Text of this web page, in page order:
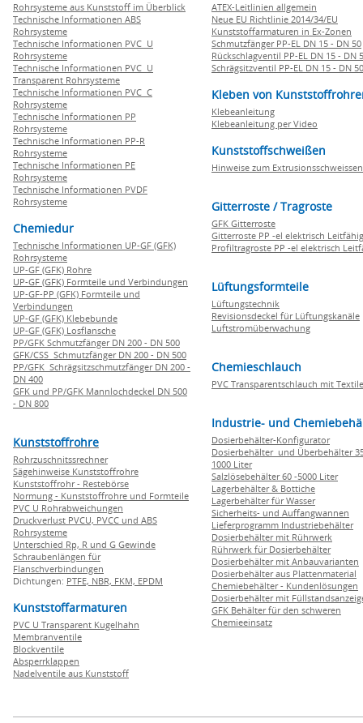
Rohrsysteme aus Kunststoff im Überblick
Technische Informationen ABS
Rohrsysteme
Technische Informationen PVC U
Rohrsysteme
Technische Informationen PVC U
Transparent Rohrsysteme
Technische Informationen PVC C
Rohrsysteme
Technische Informationen PP
Rohrsysteme
Technische Informationen PP-R
Rohrsysteme
Technische Informationen PE
Rohrsysteme
Technische Informationen PVDF
Rohrsysteme
Chemiedur
Technische Informationen UP-GF (GFK)
Rohrsysteme
UP-GF (GFK) Rohre
UP-GF (GFK) Formteile und Verbindungen
UP-GF-PP (GFK) Formteile und
Verbindungen
UP-GF (GFK) Klebebunde
UP-GF (GFK) Losflansche
PP/GFK Schmutzfänger DN 200 - DN 500
GFK/CSS Schmutzfänger DN 200 - DN 500
PP/GFK Schrägsitzschmutzfänger DN 200 -
DN 400
GFK und PP/GFK Mannlochdeckel DN 500
- DN 800
Kunststoffrohre
Rohrzuschnitssrechner
Sägehinweise Kunststoffrohre
Kunststoffrohr - Restebörse
Normung - Kunststoffrohre und Formteile
PVC U Rohrabweichungen
Druckverlust PVCU, PVCC und ABS
Rohrsysteme
Unterschied Rp, R und G Gewinde
Schraubenlängen für
Flanschverbindungen
Dichtungen: PTFE, NBR, FKM, EPDM
Kunststoffarmaturen
PVC U Transparent Kugelhahn
Membranventile
Blockventile
Absperrklappen
Nadelventile aus Kunststoff
ATEX-Leitlinien allgemein
Neue EU Richtlinie 2014/34/EU
Kunststoffarmaturen in Ex-Zonen
Schmutzfänger PP-EL DN 15 - DN 50
Rückschlagventil PP-EL DN 15 - DN
Schrägsitzventil PP-EL DN 15 - DN 50
Kleben von
Klebeanleitung
Klebeanleitung per Video
Kunststoffschweißen
Hinweise zum Extrusionsschweissen
Gitterroste / Tragroste
GFK Gitterroste
Gitterroste PP -el elektrisch Leitfähig
Profiltragroste PP -el elektrisch
Lüftungsformteile
Lüftungstechnik
Revisionsdeckel für Lüftungskanäle
Luftstromüberwachung
Chemieschlauch
PVC Transparentschlauch mit
Industrie- und
Dosierbehälter-Konfigurator
Dosierbehälter und Überbehälter
1000 Liter
Salzlösebehälter 60 -5000 Liter
Lagerbehälter & Bottiche
Lagerbehälter für Wasser
Sicherheits- und Auffangwannen
Lieferprogramm Industriebehälter
Dosierbehälter mit Rührwerk
Rührwerk für Dosierbehälter
Dosierbehälter mit Anbauvarianten
Dosierbehälter aus Plattenmaterial
Chemiebehälter - Kundenlösungen
Dosierbehälter mit
GFK Behälter für den schweren
Chemieeinsatz